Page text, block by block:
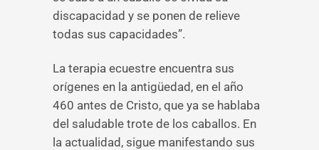
discapacidad y se ponen de relieve
todas sus capacidades”.
La terapia ecuestre encuentra sus
orígenes en la antigüedad, en el año
460 antes de Cristo, que ya se hablaba
del saludable trote de los caballos. En
la actualidad, sigue manifestando sus